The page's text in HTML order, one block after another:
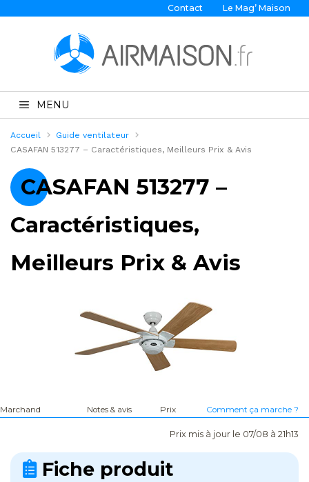
Contact Le Mag’ Maison
MENU
Accueil
Guide ventilateur
CASAFAN 513277 – Caractéristiques, Meilleurs Prix & Avis
CASAFAN 513277 –
Caractéristiques,
Meilleurs Prix & Avis
Marchand Notes & avis Prix Comment ça marche ?
Prix mis à jour le 07/08 à 21h13
Fiche produit